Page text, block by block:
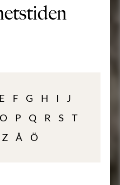
E F G H I
J
O P Q R S
T
Z Å Ö